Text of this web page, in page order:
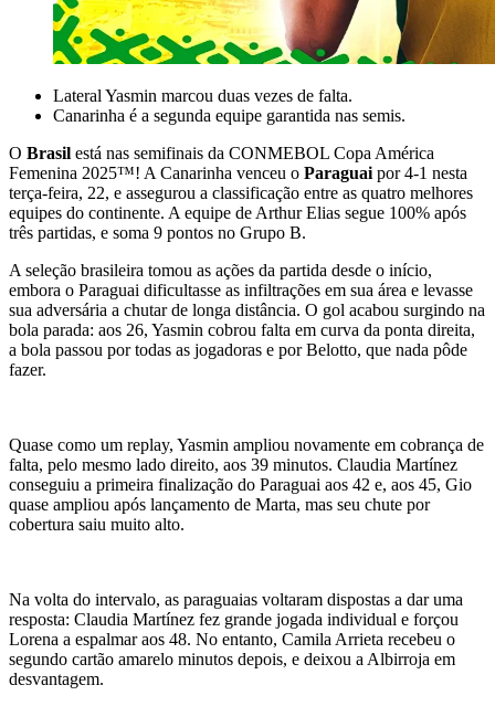
Lateral Yasmin marcou duas vezes de falta.
Canarinha é a segunda equipe garantida nas semis.
O Brasil está nas semifinais da CONMEBOL Copa América
Femenina 2025™! A Canarinha venceu o Paraguaipor 4-1 nesta
terça-feira, 22, e assegurou a classificação entre as quatro melhores
equipes do continente. A equipe de Arthur Elias segue 100% após
três partidas, e soma 9 pontos no Grupo B.
A seleção brasileira tomou as ações da partida desde o início,
embora o Paraguai dificultasse as infiltrações em sua área e levasse
sua adversária a chutar de longa distância. O gol acabou surgindo na
bola parada: aos 26, Yasmin cobrou falta em curva da ponta direita,
a bola passou por todas as jogadoras e por Belotto, que nada pôde
fazer.
Quase como um replay, Yasmin ampliou novamente em cobrança de
falta, pelo mesmo lado direito, aos 39 minutos. Claudia Martínez
conseguiu a primeira finalização do Paraguai aos 42 e, aos 45, Gio
quase ampliou após lançamento de Marta, mas seu chute por
cobertura saiu muito alto.
Na volta do intervalo, as paraguaias voltaram dispostas a dar uma
resposta: Claudia Martínez fez grande jogada individual e forçou
Lorena a espalmar aos 48. No entanto, Camila Arrieta recebeu o
segundo cartão amarelo minutos depois, e deixou a Albirroja em
desvantagem.